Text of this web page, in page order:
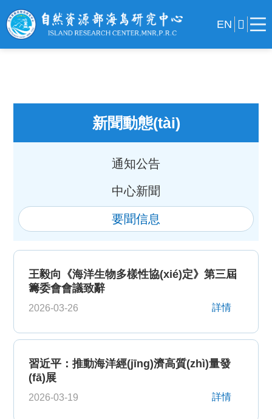
EN
新聞動態(tài)
通知公告
中心新聞
要聞信息
王毅向《海洋生物多樣性協(xié)定》第三屆
籌委會會議致辭
2026-03-26 詳情
習近平：推動海洋經(jīng)濟高質(zhì)量發
(fā)展
2026-03-19 詳情